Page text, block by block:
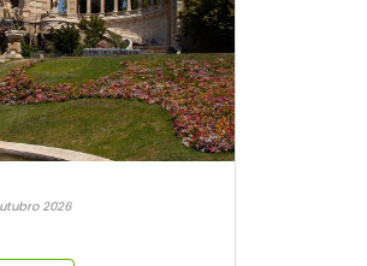
2026